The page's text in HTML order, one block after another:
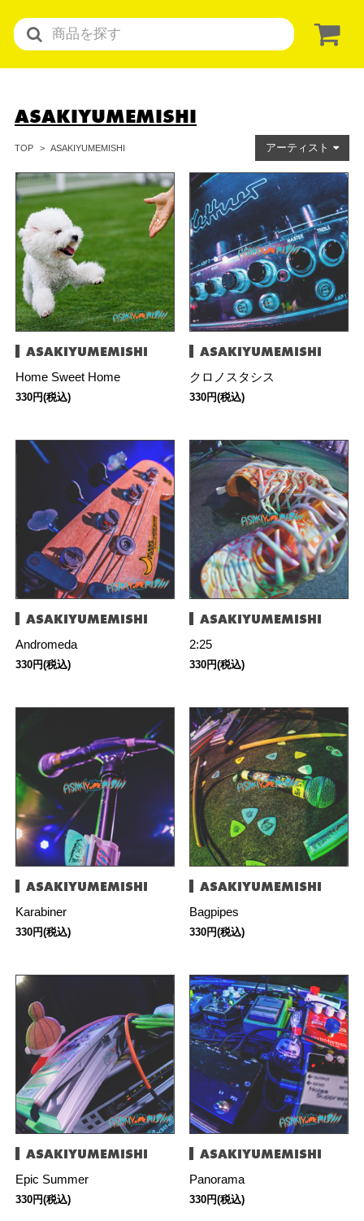
ASAKIYUMEMISHI
TOP ASAKIYUMEMISHI アーティスト
ASAKIYUMEMISHI
Home Sweet Home
330円(税込)
ASAKIYUMEMISHI
クロノスタシス
330円(税込)
ASAKIYUMEMISHI
Andromeda
330円(税込)
ASAKIYUMEMISHI
2:25
330円(税込)
ASAKIYUMEMISHI
Karabiner
330円(税込)
ASAKIYUMEMISHI
Bagpipes
330円(税込)
ASAKIYUMEMISHI
Epic Summer
330円(税込)
ASAKIYUMEMISHI
Panorama
330円(税込)